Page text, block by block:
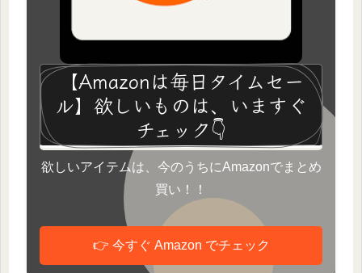
【Amazonは毎日タイムセー
ル】欲しいものは、いますぐ
チェック👇
欲しいアイテムは、今のうちにAmazonでまとめ
買い！！
👉 今すぐ Amazon でチェック